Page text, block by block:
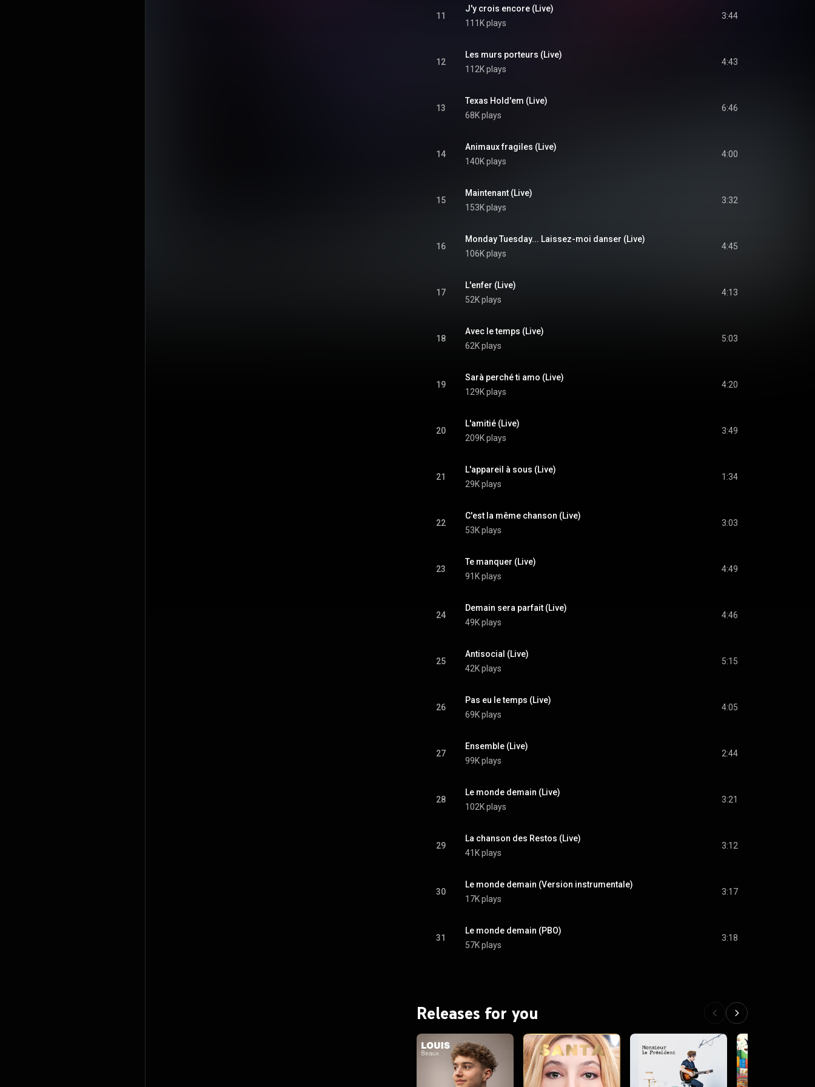
11
J'y crois encore (Live)
111K plays
3:44
12
Les murs porteurs (Live)
112K plays
4:43
13
Texas Hold'em (Live)
68K plays
6:46
14
Animaux fragiles (Live)
140K plays
4:00
15
Maintenant (Live)
153K plays
3:32
16
Monday Tuesday... Laissez-moi danser (Live)
106K plays
4:45
17
L'enfer (Live)
52K plays
4:13
18
Avec le temps (Live)
62K plays
5:03
19
Sarà perché ti amo (Live)
129K plays
4:20
20
L'amitié (Live)
209K plays
3:49
21
L'appareil à sous (Live)
29K plays
1:34
22
C'est la même chanson (Live)
53K plays
3:03
23
Te manquer (Live)
91K plays
4:49
24
Demain sera parfait (Live)
49K plays
4:46
25
Antisocial (Live)
42K plays
5:15
26
Pas eu le temps (Live)
69K plays
4:05
27
Ensemble (Live)
99K plays
2:44
28
Le monde demain (Live)
102K plays
3:21
29
La chanson des Restos (Live)
41K plays
3:12
30
Le monde demain (Version instrumentale)
17K plays
3:17
31
Le monde demain (PBO)
57K plays
3:18
Releases for you